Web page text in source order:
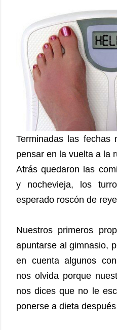
Terminadas las fechas
pensar en la vuelta a la
Atrás quedaron las
y nochevieja, los
esperado roscón de
Nuestros primeros
apuntarse al gimnasio,
en cuenta algunos
nos olvida porque
nos dices que no le
ponerse a dieta